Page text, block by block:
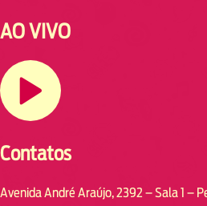
AO VIVO
Contatos
Avenida André Araújo, 2392 – Sala 1 –